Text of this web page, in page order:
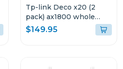
Tp-link Deco x20 (2
pack) ax1800 whole
home mesh
$149.95